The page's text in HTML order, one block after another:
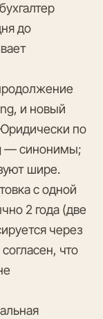
до
и новый
по
— синонимы;
шире.
с одной
2 года (две
через
что